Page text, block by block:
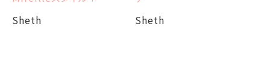
Sheth
Sheth